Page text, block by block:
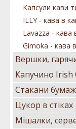
Капсули кави
ILLY - кава в
Lavazza - кава
Gimoka - кава
Вершки,
Капучино Irish
Стакани
Цукор в стіках
Мішалки,